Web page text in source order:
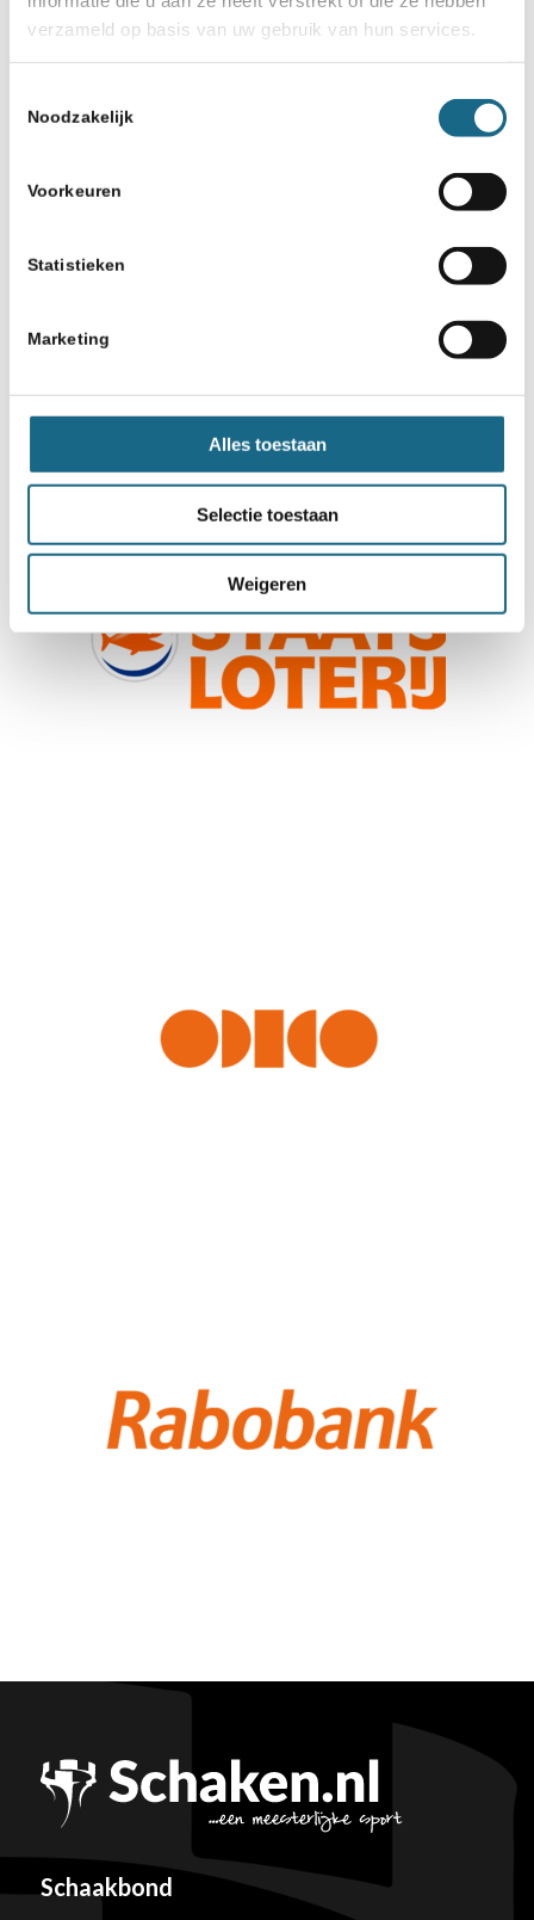
verzameld op basis van uw gebruik van hun services.
Noodzakelijk
Voorkeuren
Statistieken
Marketing
Alles toestaan
Selectie toestaan
Weigeren
Schaakbond